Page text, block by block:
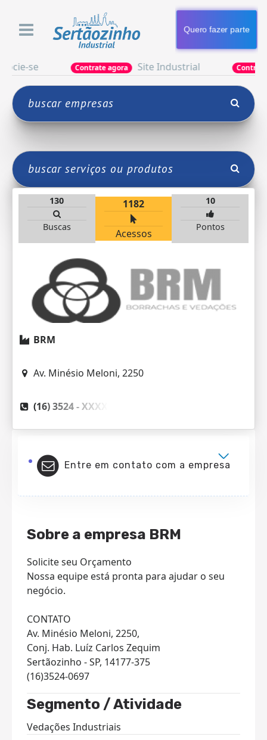
Quero fazer parte
se Contrate agora Site Industrial Contrate agora
130
Buscas
1182
Acessos
10
Pontos
BRM
Av. Minésio Meloni, 2250
(16) 3524 -XXXX
Entre em contato com a empresa
Sobre a empresa BRM
Solicite seu Orçamento
Nossa equipe está pronta para ajudar o seu
negócio.
CONTATO
Av. Minésio Meloni, 2250,
Conj. Hab. Luíz Carlos Zequim
Sertãozinho - SP, 14177-375
(16)3524-0697
Segmento / Atividade
Vedações Industriais